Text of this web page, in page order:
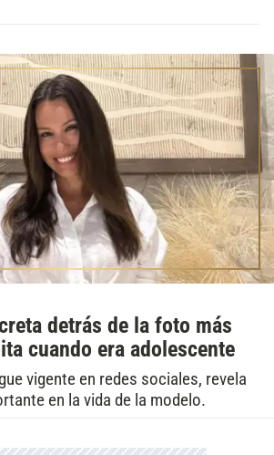
detrás de la foto más
cuando era adolescente
vigente en redes sociales, revela
en la vida de la modelo.